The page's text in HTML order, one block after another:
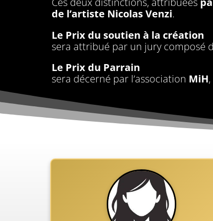
de l’artiste Nicolas Venzi.
Le Prix du soutien à la création
sera attribué par un jury composé
Le Prix du Parrain
sera décerné par l’association MiH